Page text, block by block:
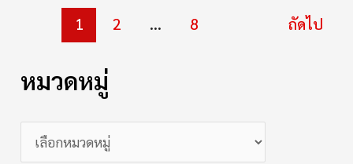
1 2 … 8 ถัดไป
หมวดหมู่